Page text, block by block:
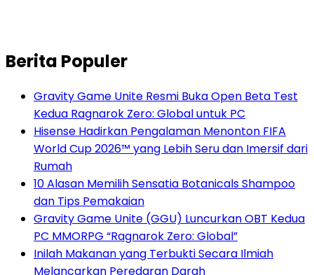
Berita Populer
Gravity Game Unite Resmi Buka Open Beta Test
Kedua Ragnarok Zero: Global untuk PC
Hisense Hadirkan Pengalaman Menonton FIFA
World Cup 2026™ yang Lebih Seru dan Imersif dari
Rumah
10 Alasan Memilih Sensatia Botanicals Shampoo
dan Tips Pemakaian
Gravity Game Unite (GGU) Luncurkan OBT Kedua
PC MMORPG “Ragnarok Zero: Global”
Inilah Makanan yang Terbukti Secara Ilmiah
Melancarkan Peredaran Darah